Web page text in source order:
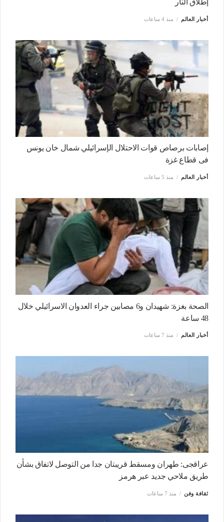
أخبار العالم منذ 4 ساعات
إصابات برصاص قوات الاحتلال الإسرائيلي شمال خان يونس
فى قطاع غزة
أخبار العالم منذ 5 ساعات
الصحة بغزة: شهيدان و6 مصابين جراء العدوان الاسرائيلي خلال
48 ساعة
أخبار العالم منذ 7 ساعات
عراقجى: طهران ومسقط قريبتان جدا من التوصل لاتفاق بشأن
طريق ملاحي جديد عبر هرمز
ثقافة وفن منذ 7 ساعات